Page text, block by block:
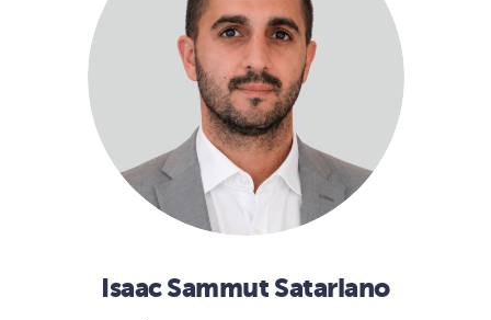
Isaac Sammut Satariano